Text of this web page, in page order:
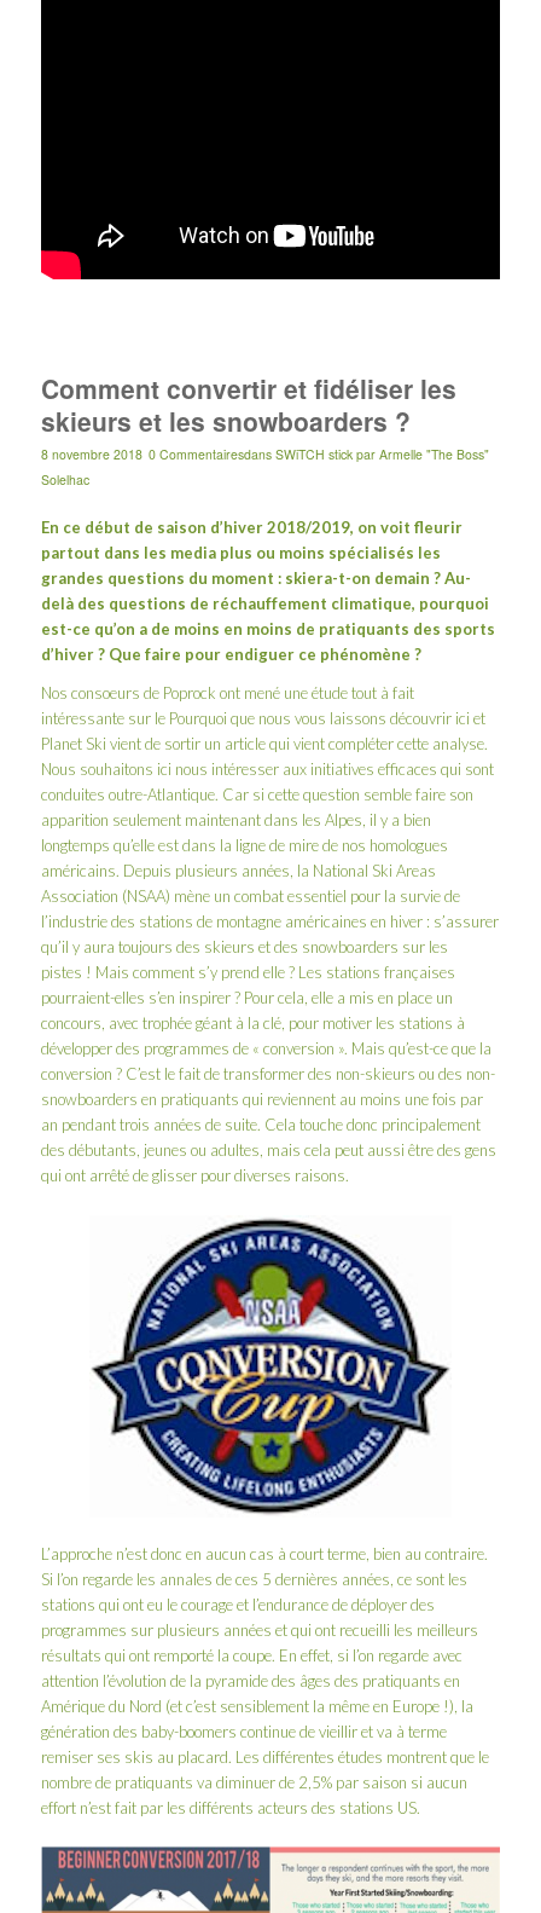
Comment convertir et fidéliser les
skieurs et les snowboarders ?
8 novembre 2018 0 Commentairesdans SWiTCH stick par Armelle "The Boss"
Solelhac
En ce début de saison d’hiver 2018/2019, on voit fleurir
partout dans les media plus ou moins spécialisés les
grandes questions du moment : skiera-t-on demain ? Au-
delà des questions de réchauffement climatique, pourquoi
est-ce qu’on a de moins en moins de pratiquants des sports
d’hiver ? Que faire pour endiguer ce phénomène ?
Nos consoeurs de Poprock ont mené une étude tout à fait
intéressante sur le Pourquoi que nous vous laissons découvrir ici et
Planet Ski vient de sortir un articlequi vient compléter cette analyse.
Nous souhaitons ici nous intéresser aux initiatives efficaces qui sont
conduites outre-Atlantique. Car si cette question semble faire son
apparition seulement maintenant dans les Alpes, il y a bien
longtemps qu’elle est dans la ligne de mire de nos homologues
américains. Depuis plusieurs années, la National Ski Areas
Association (NSAA) mène un combat essentiel pour la survie de
l’industrie des stations de montagne américaines en hiver : s’assurer
qu’il y aura toujours des skieurs et des snowboarders sur les
pistes ! Mais comment s’y prend elle ? Les stations françaises
pourraient-elles s’en inspirer ? Pour cela, elle a mis en place un
concours, avec trophée géant à la clé, pour motiver les stations à
développer des programmes de « conversion ». Mais qu’est-ce que la
conversion ? C’est le fait de transformer des non-skieurs ou des non-
snowboarders en pratiquants qui reviennent au moins une fois par
an pendant trois années de suite. Cela touche donc principalement
des débutants, jeunes ou adultes, mais cela peut aussi être des gens
qui ont arrêté de glisser pour diverses raisons.
L’approche n’est donc en aucun cas à court terme, bien au contraire.
Si l’on regarde les annales de ces 5 dernières années, ce sont les
stations qui ont eu le courage et l’endurance de déployer des
programmes sur plusieurs années et qui ont recueilli les meilleurs
résultats qui ont remporté la coupe. En effet, si l’on regarde avec
attention l’évolution de la pyramide des âges des pratiquants en
Amérique du Nord (et c’est sensiblement la même en Europe !), la
génération des baby-boomers continue de vieillir et va à terme
remiser ses skis au placard. Les différentes études montrent que le
nombre de pratiquants va diminuer de 2,5% par saison si aucun
effort n’est fait par les différents acteurs des stations US.